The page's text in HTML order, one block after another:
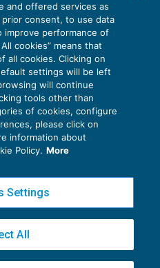
Policy
Policy
S.p.A.v2.32.3
20124 Milano - info@ecnews.it
and offered services as
consent, to use data
improve performance of
cookies” means that
all cookies. Clicking on
settings will be left
will continue
tools other than
of cookies, configure
please click on
information about
Policy. More
Settings
All